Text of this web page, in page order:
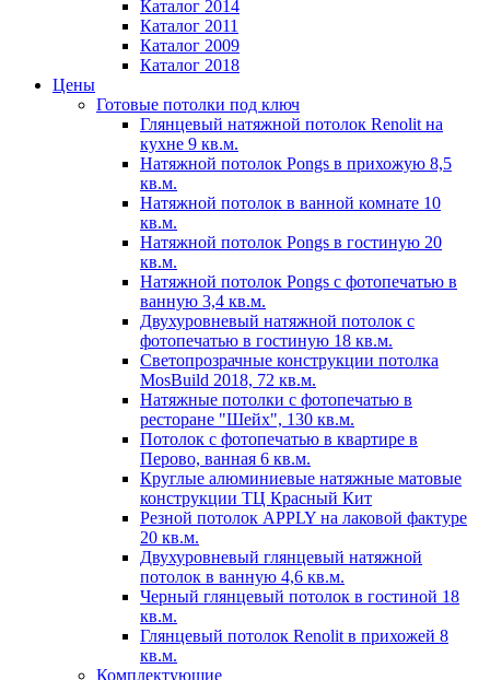
Каталог 2014
Каталог 2011
Каталог 2009
Каталог 2018
Цены
Готовые потолки под ключ
Глянцевый натяжной потолок Renolit на
кухне 9 кв.м.
Натяжной потолок Pongs в прихожую 8,5
кв.м.
Натяжной потолок в ванной комнате 10
кв.м.
Натяжной потолок Pongs в гостиную 20
кв.м.
Натяжной потолок Pongs с фотопечатью в
ванную 3,4 кв.м.
Двухуровневый натяжной потолок с
фотопечатью в гостиную 18 кв.м.
Светопрозрачные конструкции потолка
MosBuild 2018, 72 кв.м.
Натяжные потолки с фотопечатью в
ресторане "Шейх", 130 кв.м.
Потолок с фотопечатью в квартире в
Перово, ванная 6 кв.м.
Круглые алюминиевые натяжные матовые
конструкции ТЦ Красный Кит
Резной потолок APPLY на лаковой фактуре
20 кв.м.
Двухуровневый глянцевый натяжной
потолок в ванную 4,6 кв.м.
Черный глянцевый потолок в гостиной 18
кв.м.
Глянцевый потолок Renolit в прихожей 8
кв.м.
Комплектующие